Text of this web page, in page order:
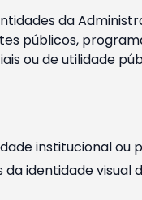
da
públicos,
ou de utilidade
institucional ou
identidade visual